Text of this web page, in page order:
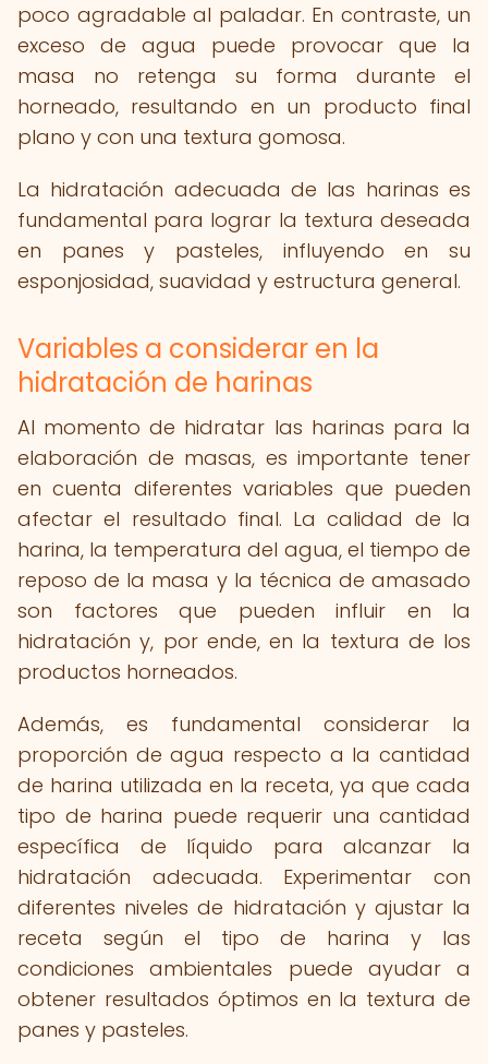
poco agradable al paladar. En contraste, un
exceso de agua puede provocar que la
masa no retenga su forma durante el
horneado, resultando en un producto final
plano y con una textura gomosa.
La hidratación adecuada de las harinas es
fundamental para lograr la textura deseada
en panes y pasteles, influyendo en su
esponjosidad, suavidad y estructura general.
Variables a considerar en la
hidratación de harinas
Al momento de hidratar las harinas para la
elaboración de masas, es importante tener
en cuenta diferentes variables que pueden
afectar el resultado final. La calidad de la
harina, la temperatura del agua, el tiempo de
reposo de la masa y la técnica de amasado
son factores que pueden influir en la
hidratación y, por ende, en la textura de los
productos horneados.
Además, es fundamental considerar la
proporción de agua respecto a la cantidad
de harina utilizada en la receta, ya que cada
tipo de harina puede requerir una cantidad
específica de líquido para alcanzar la
hidratación adecuada. Experimentar con
diferentes niveles de hidratación y ajustar la
receta según el tipo de harina y las
condiciones ambientales puede ayudar a
obtener resultados óptimos en la textura de
panes y pasteles.